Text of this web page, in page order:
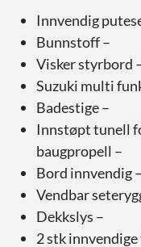
Innvendig
Bunnstoff –
Visker styrbord
Suzuki multi
Badestige –
Innstøpt tunell
baugpropell –
Bord innvendig –
Vendbar
Dekkslys –
2 stk